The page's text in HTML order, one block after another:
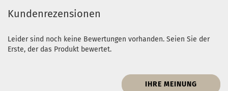
Kundenrezensionen
Leider sind noch keine Bewertungen vorhanden. Seien Sie der
Erste, der das Produkt bewertet.
IHRE MEINUNG